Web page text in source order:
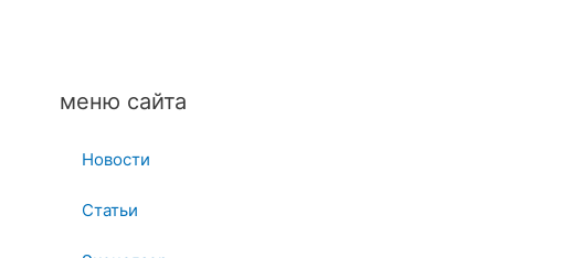
меню сайта
Новости
Статьи